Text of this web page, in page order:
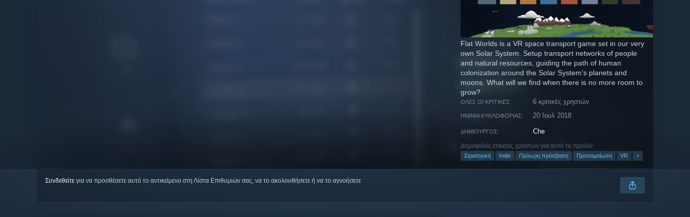
Flat Worlds is a VR space transport game set in our very
own Solar System. Setup transport networks of people
and natural resources, guiding the path of human
colonization around the Solar System's planets and
moons. What will we find when there is no more room to
grow?
ΌΛΕΣ ΟΙ ΚΡΙΤΙΚΈΣ: 6 κριτικές χρηστών
ΗΜ/ΝΊΑ ΚΥΚΛΟΦΟΡΊΑΣ: 20 Ιουλ 2018
ΔΗΜΙΟΥΡΓΌΣ: Che
Δημοφιλείς ετικέτες χρηστών για αυτό το προϊόν:
Στρατηγική Indie Πρόωρη πρόσβαση Προσομοίωση VR +
Συνδεθείτε για να προσθέσετε αυτό το αντικείμενο στη Λίστα Επιθυμιών σας, να το ακολουθήσετε ή να το αγνοήσετε